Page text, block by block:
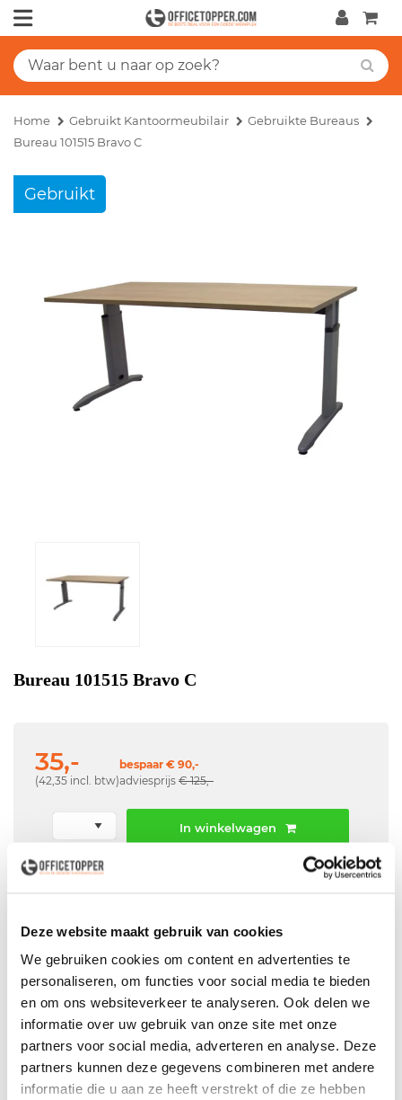
Deze website maakt gebruik van cookies
We gebruiken cookies om content en advertenties te
personaliseren, om functies voor social media te bieden
en om ons websiteverkeer te analyseren. Ook delen we
informatie over uw gebruik van onze site met onze
partners voor social media, adverteren en analyse. Deze
partners kunnen deze gegevens combineren met andere
informatie die u aan ze heeft verstrekt of die ze hebben
Home Gebruikt Kantoormeubilair
Gebruikte Bureaus
Bureau 101515 Bravo C
Gebruikt
Bureau 101515 Bravo C
35,-
(42,35 incl. btw)
bespaar € 90,-
adviesprijs € 125,-
In winkelwagen
Offerte aanvraag mogelijk in winkelwagen
Leveringin België
Voor zowelParticulieralsZakelijk
Professionele Bezorg- en Montageservice